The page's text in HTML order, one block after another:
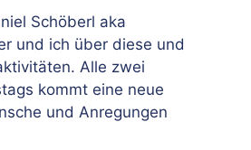
Schöberl aka
und ich über diese und
Alle zwei
kommt eine neue
und Anregungen